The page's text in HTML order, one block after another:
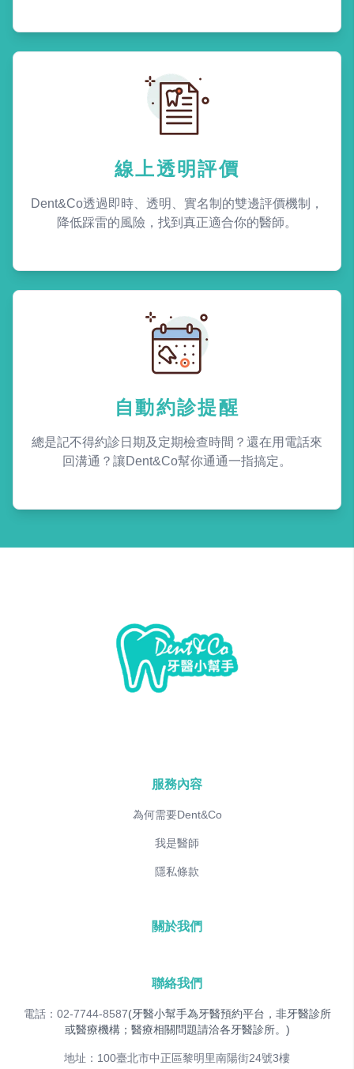
線上透明評價
Dent&Co透過即時、透明、實名制的雙邊評價機制，
降低踩雷的風險，找到真正適合你的醫師。
自動約診提醒
總是記不得約診日期及定期檢查時間？還在用電話來
回溝通？讓Dent&Co幫你通通一指搞定。
服務內容
為何需要Dent&Co
我是醫師
隱私條款
關於我們
聯絡我們
電話：02-7744-8587(牙醫小幫手為牙醫預約平台，非牙醫診所
或醫療機構；醫療相關問題請洽各牙醫診所。)
地址：100臺北市中正區黎明里南陽街24號3樓